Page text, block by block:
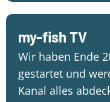
my-fish TV
Wir haben Ende
gestartet und
Kanal alles